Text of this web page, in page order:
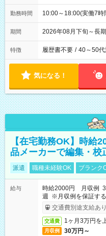
勤務時間 10:00～18:00(実働7
期間 2026年08月下旬～長
特徴 履歴書不要 / 40～50代
気になる！
【在宅勤務OK】時給
品メーカーで編集・校
派遣 職種未経験OK ブランク
給与
時給2000円 月収例
週 ※月収例を保証す
ービス利用可（利用条
交通費別途支給あり
交通費 1ヶ月3万円を
月収例 30万円～